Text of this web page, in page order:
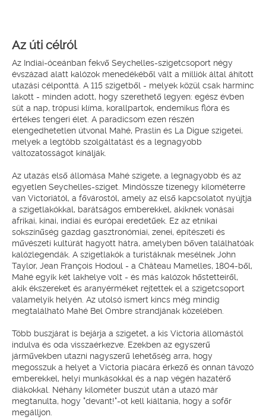
Az úti célról
Az Indiai-óceánban fekvő Seychelles-szigetcsoport négy
évszázad alatt kalózok menedékéből vált a milliók által áhított
utazási célponttá. A 115 szigetből - melyek közül csak harminc
lakott - minden adott, hogy szerethető legyen: egész évben
süt a nap, trópusi klíma, korallpartok, endemikus flóra és
értékes tengeri élet. A paradicsom ezen részén
elengedhetetlen útvonal Mahé, Praslin és La Digue szigetei,
melyek a legtöbb szolgáltatást és a legnagyobb
változatosságot kínálják.
Az utazás első állomása Mahé szigete, a legnagyobb és az
egyetlen Seychelles-sziget. Mindössze tizenegy kilométerre
van Victoriától, a fővárostól, amely az első kapcsolatot nyújtja
a szigetlakókkal, barátságos emberekkel, akiknek vonásai
afrikai, kínai, indiai és európai eredetűek. Ez az etnikai
sokszínűség gazdag gasztronómiai, zenei, építészeti és
művészeti kultúrát hagyott hátra, amelyben bőven találhatóak
kalózlegendák. A szigetlakók a turistáknak mesélnek John
Taylor, Jean François Hodoul - a Château Mamelles, 1804-ből,
Mahé egyik két lakhelye volt - és más kalózok hőstetteiről,
akik ékszereket és aranyérméket rejtettek el a szigetcsoport
valamelyik helyén. Az utolsó ismert kincs még mindig
megtalálható Mahé Bel Ombre strandjának közelében.
Több buszjárat is bejárja a szigetet, a kis Victoria állomástól
indulva és oda visszaérkezve. Ezekben az egyszerű
járművekben utazni nagyszerű lehetőség arra, hogy
megosszuk a helyet a Victoria piacára érkező és onnan távozó
emberekkel, helyi munkásokkal és a nap végén hazatérő
diákokkal. Néhány kilométer buszút után a utazó már
megtanulta, hogy "devant!"-ot kell kiáltania, hogy a sofőr
megálljon.